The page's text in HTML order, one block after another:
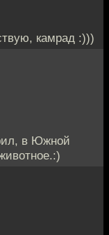
камрад :)))
в Южной